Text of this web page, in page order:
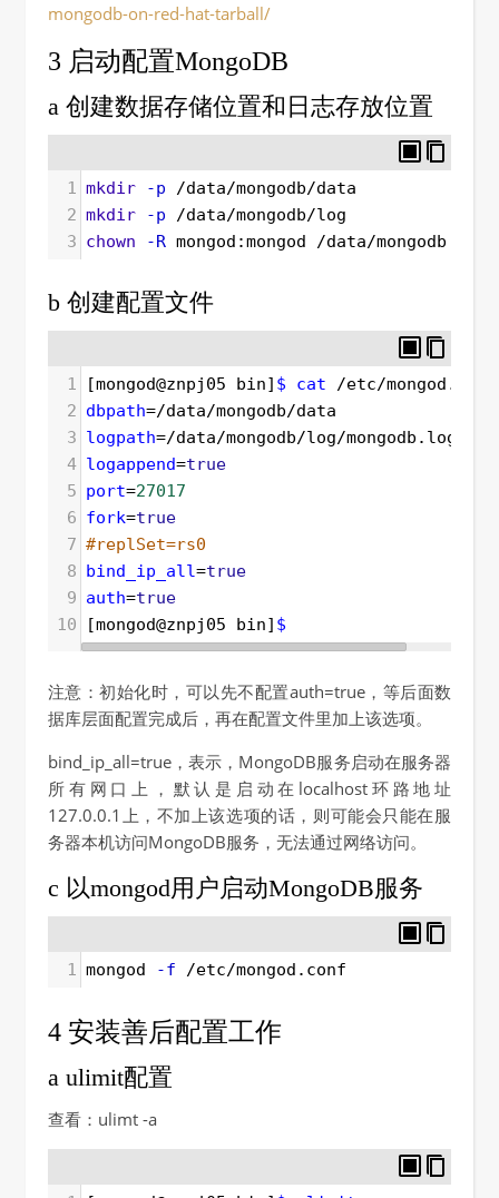
mongodb-on-red-hat-tarball/
3 启动配置MongoDB
a 创建数据存储位置和日志存放位置
1 mkdir -p /data/mongodb/data
2 mkdir -p /data/mongodb/log
3 chown -R mongod:mongod /data/mongodb
b 创建配置文件
1 [mongod@znpj05 bin] $ cat /etc/
2 dbpath=/data/mongodb/data
3 logpath=/data/mongodb/log/mongodb.log
4 logappend=true
5 port=27017
6 fork=true
7 #replSet=rs0
8 bind_ip_all=true
9 auth=true
10
[mongod@znpj05 bin] $
注意：初始化时，可以先不配置auth=true，等后面数
据库层面配置完成后，再在配置文件里加上该选项。
bind_ip_all=true，表示，MongoDB服务启动在服务器
所有网口上，默认是启动在localhost环路地址
127.0.0.1上，不加上该选项的话，则可能会只能在服
务器本机访问MongoDB服务，无法通过网络访问。
c 以mongod用户启动MongoDB服务
1 mongod -f /etc/mongod.conf
4 安装善后配置工作
a ulimit配置
查看：ulimt -a